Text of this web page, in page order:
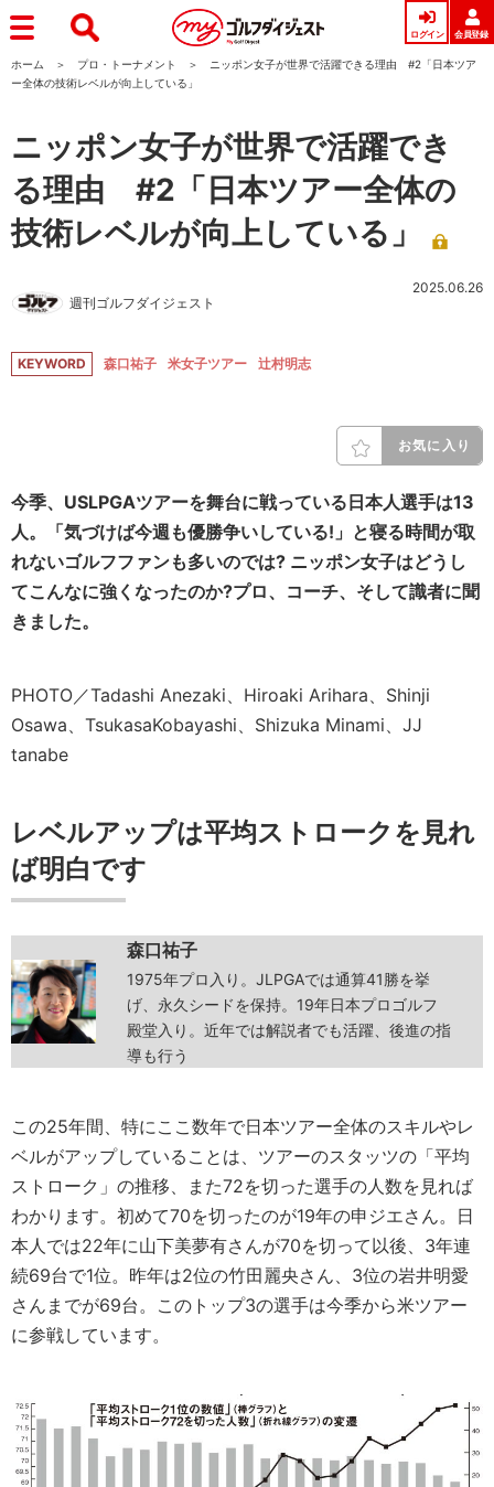
ログイン 会員登録
ホーム プロ・トーナメント
ニッポン女子が世界で活躍できる理由 #2「日本ツア
ー全体の技術レベルが向上している」
ニッポン女子が世界で活躍でき
る理由 #2「日本ツアー全体の
技術レベルが向上している」
週刊ゴルフダイジェスト
2025.06.26
KEYWORD 森口祐子 米女子ツアー 辻村明志
お気に入り
今季、USLPGAツアーを舞台に戦っている日本人選手は13
人。「気づけば今週も優勝争いしている!」と寝る時間が取
れないゴルフファンも多いのでは? ニッポン女子はどうし
てこんなに強くなったのか?プロ、コーチ、そして識者に聞
きました。
PHOTO／Tadashi Anezaki、Hiroaki Arihara、Shinji
Osawa、TsukasaKobayashi、Shizuka Minami、JJ
tanabe
レベルアップは平均ストロークを見れ
ば明白です
森口祐子
1975年プロ入り。JLPGAでは通算41勝を挙
げ、永久シードを保持。19年日本プロゴルフ
殿堂入り。近年では解説者でも活躍、後進の指
導も行う
この25年間、特にここ数年で日本ツアー全体のスキルやレ
ベルがアップしていることは、ツアーのスタッツの「平均
ストローク」の推移、また72を切った選手の人数を見れば
わかります。初めて70を切ったのが19年の申ジエさん。日
本人では22年に山下美夢有さんが70を切って以後、3年連
続69台で1位。昨年は2位の竹田麗央さん、3位の岩井明愛
さんまでが69台。このトップ3の選手は今季から米ツアー
に参戦しています。